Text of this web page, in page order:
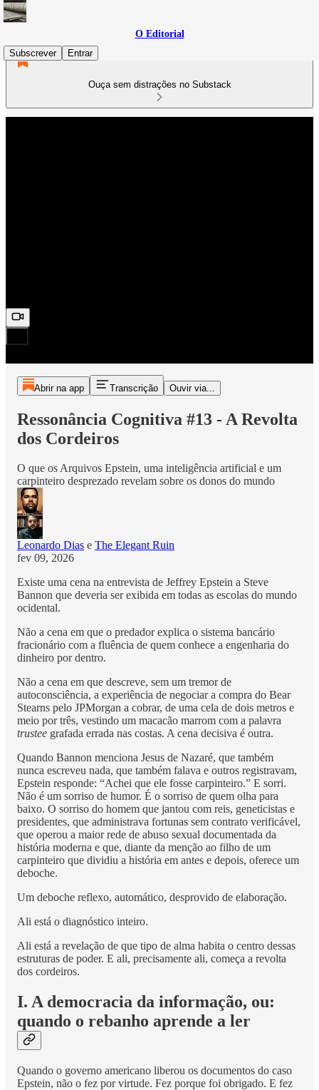
O Editorial
Subscrever
Entrar
Ouça sem distrações no Substack
Abrir na app Transcrição Ouvir via...
Ressonância Cognitiva #13 - A Revolta
dos Cordeiros
O que os Arquivos Epstein, uma inteligência artificial e um
carpinteiro desprezado revelam sobre os donos do mundo
Leonardo Dias e The Elegant Ruin
fev 09, 2026
Existe uma cena na entrevista de Jeffrey Epstein a Steve
Bannon que deveria ser exibida em todas as escolas do mundo
ocidental.
Não a cena em que o predador explica o sistema bancário
fracionário com a fluência de quem conhece a engenharia do
dinheiro por dentro.
Não a cena em que descreve, sem um tremor de
autoconsciência, a experiência de negociar a compra do Bear
Stearns pelo JPMorgan a cobrar, de uma cela de dois metros e
meio por três, vestindo um macacão marrom com a palavra
trustee grafada errada nas costas. A cena decisiva é outra.
Quando Bannon menciona Jesus de Nazaré, que também
nunca escreveu nada, que também falava e outros registravam,
Epstein responde: “Achei que ele fosse carpinteiro.” E sorri.
Não é um sorriso de humor. É o sorriso de quem olha para
baixo. O sorriso do homem que jantou com reis, geneticistas e
presidentes, que administrava fortunas sem contrato verificável,
que operou a maior rede de abuso sexual documentada da
história moderna e que, diante da menção ao filho de um
carpinteiro que dividiu a história em antes e depois, oferece um
deboche.
Um deboche reflexo, automático, desprovido de elaboração.
Ali está o diagnóstico inteiro.
Ali está a revelação de que tipo de alma habita o centro dessas
estruturas de poder. E ali, precisamente ali, começa a revolta
dos cordeiros.
I. A democracia da informação, ou:
quando o rebanho aprende a ler
Quando o governo americano liberou os documentos do caso
Epstein, não o fez por virtude. Fez porque foi obrigado. E fez